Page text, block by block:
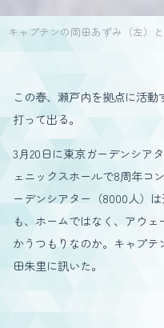
キャプテンの岡田あずみ（左）
この春、瀬戸内を拠点に活
打って出る。
3月20日に東京ガーデンシア
ェニックスホールで8周年コ
ーデンシアター（8000人）
も、ホームではなく、アウ
かうつもりなのか。キャプ
田朱里に訊いた。